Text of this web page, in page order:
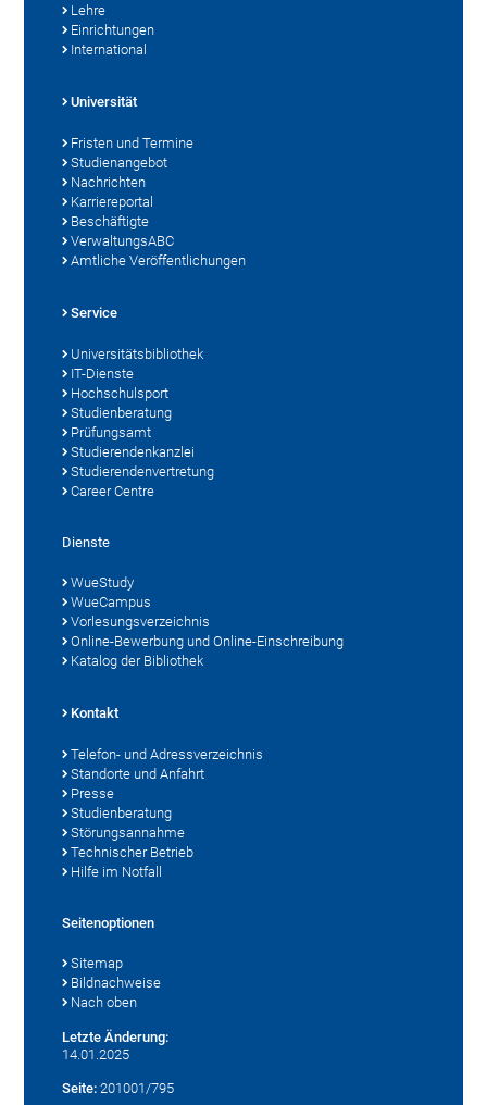
Lehre
Einrichtungen
International
Universität
Fristen und Termine
Studienangebot
Nachrichten
Karriereportal
Beschäftigte
VerwaltungsABC
Amtliche Veröffentlichungen
Service
Universitätsbibliothek
IT-Dienste
Hochschulsport
Studienberatung
Prüfungsamt
Studierendenkanzlei
Studierendenvertretung
Career Centre
Dienste
WueStudy
WueCampus
Vorlesungsverzeichnis
Online-Bewerbung und Online-Einschreibung
Katalog der Bibliothek
Kontakt
Telefon- und Adressverzeichnis
Standorte und Anfahrt
Presse
Studienberatung
Störungsannahme
Technischer Betrieb
Hilfe im Notfall
Seitenoptionen
Sitemap
Bildnachweise
Nach oben
Letzte Änderung:
14.01.2025
Seite: 201001/795